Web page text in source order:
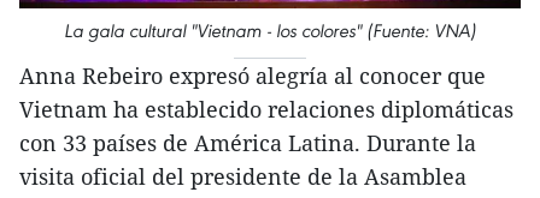
La gala cultural "Vietnam - los colores" (Fuente: VNA)
Anna Rebeiro expresó alegría al conocer que
Vietnam ha establecido relaciones diplomáticas
con 33 países de América Latina. Durante la
visita oficial del presidente de la Asamblea